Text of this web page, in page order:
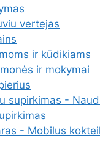
vertejas
ir kūdikiams
ir mokymai
supirkimas -
- Mobilus